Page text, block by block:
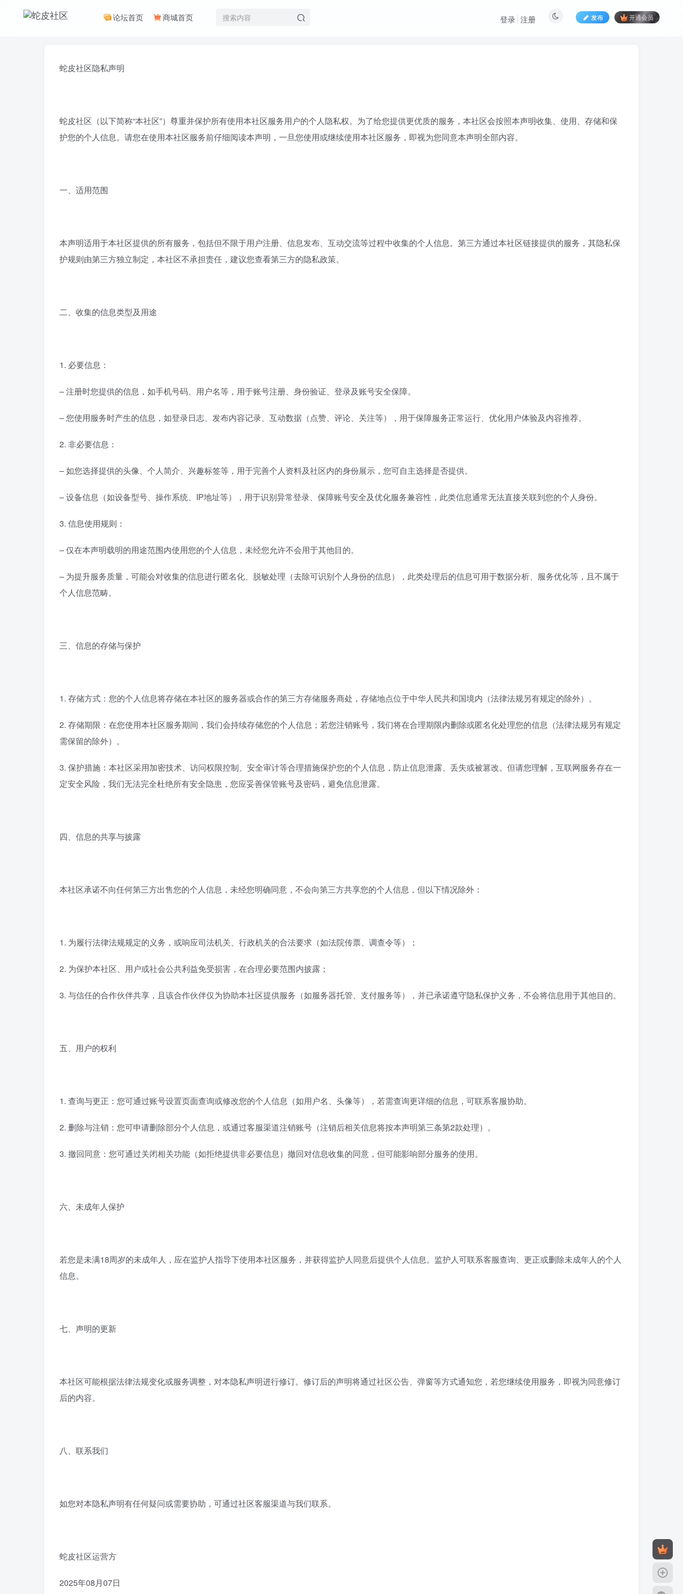
论坛首页 商城首页 发布 开通会员
登录 注册
蛇皮社区隐私声明
蛇皮社区（以下简称“本社区”）尊重并保护所有使用本社区服务用户的个人隐私权。为了给您提供更优质的服务，本社区会按照本声明收集、使用、存储和保
护您的个人信息。请您在使用本社区服务前仔细阅读本声明，一旦您使用或继续使用本社区服务，即视为您同意本声明全部内容。
一、适用范围
本声明适用于本社区提供的所有服务，包括但不限于用户注册、信息发布、互动交流等过程中收集的个人信息。第三方通过本社区链接提供的服务，其隐私保
护规则由第三方独立制定，本社区不承担责任，建议您查看第三方的隐私政策。
二、收集的信息类型及用途
1. 必要信息：
– 注册时您提供的信息，如手机号码、用户名等，用于账号注册、身份验证、登录及账号安全保障。
– 您使用服务时产生的信息，如登录日志、发布内容记录、互动数据（点赞、评论、关注等），用于保障服务正常运行、优化用户体验及内容推荐。
2. 非必要信息：
– 如您选择提供的头像、个人简介、兴趣标签等，用于完善个人资料及社区内的身份展示，您可自主选择是否提供。
– 设备信息（如设备型号、操作系统、IP地址等），用于识别异常登录、保障账号安全及优化服务兼容性，此类信息通常无法直接关联到您的个人身份。
3. 信息使用规则：
– 仅在本声明载明的用途范围内使用您的个人信息，未经您允许不会用于其他目的。
– 为提升服务质量，可能会对收集的信息进行匿名化、脱敏处理（去除可识别个人身份的信息），此类处理后的信息可用于数据分析、服务优化等，且不属于
个人信息范畴。
三、信息的存储与保护
1. 存储方式：您的个人信息将存储在本社区的服务器或合作的第三方存储服务商处，存储地点位于中华人民共和国境内（法律法规另有规定的除外）。
2. 存储期限：在您使用本社区服务期间，我们会持续存储您的个人信息；若您注销账号，我们将在合理期限内删除或匿名化处理您的信息（法律法规另有规定
需保留的除外）。
3. 保护措施：本社区采用加密技术、访问权限控制、安全审计等合理措施保护您的个人信息，防止信息泄露、丢失或被篡改。但请您理解，互联网服务存在一
定安全风险，我们无法完全杜绝所有安全隐患，您应妥善保管账号及密码，避免信息泄露。
四、信息的共享与披露
本社区承诺不向任何第三方出售您的个人信息，未经您明确同意，不会向第三方共享您的个人信息，但以下情况除外：
1. 为履行法律法规规定的义务，或响应司法机关、行政机关的合法要求（如法院传票、调查令等）；
2. 为保护本社区、用户或社会公共利益免受损害，在合理必要范围内披露；
3. 与信任的合作伙伴共享，且该合作伙伴仅为协助本社区提供服务（如服务器托管、支付服务等），并已承诺遵守隐私保护义务，不会将信息用于其他目的。
五、用户的权利
1. 查询与更正：您可通过账号设置页面查询或修改您的个人信息（如用户名、头像等），若需查询更详细的信息，可联系客服协助。
2. 删除与注销：您可申请删除部分个人信息，或通过客服渠道注销账号（注销后相关信息将按本声明第三条第2款处理）。
3. 撤回同意：您可通过关闭相关功能（如拒绝提供非必要信息）撤回对信息收集的同意，但可能影响部分服务的使用。
六、未成年人保护
若您是未满18周岁的未成年人，应在监护人指导下使用本社区服务，并获得监护人同意后提供个人信息。监护人可联系客服查询、更正或删除未成年人的个人
信息。
七、声明的更新
本社区可能根据法律法规变化或服务调整，对本隐私声明进行修订。修订后的声明将通过社区公告、弹窗等方式通知您，若您继续使用服务，即视为同意修订
后的内容。
八、联系我们
如您对本隐私声明有任何疑问或需要协助，可通过社区客服渠道与我们联系。
蛇皮社区运营方
2025年08月07日